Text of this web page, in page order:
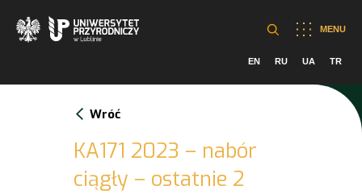
MENU
EN RU UA TR
Wróć
KA171 2023 – nabór
ciągły – ostatnie 2